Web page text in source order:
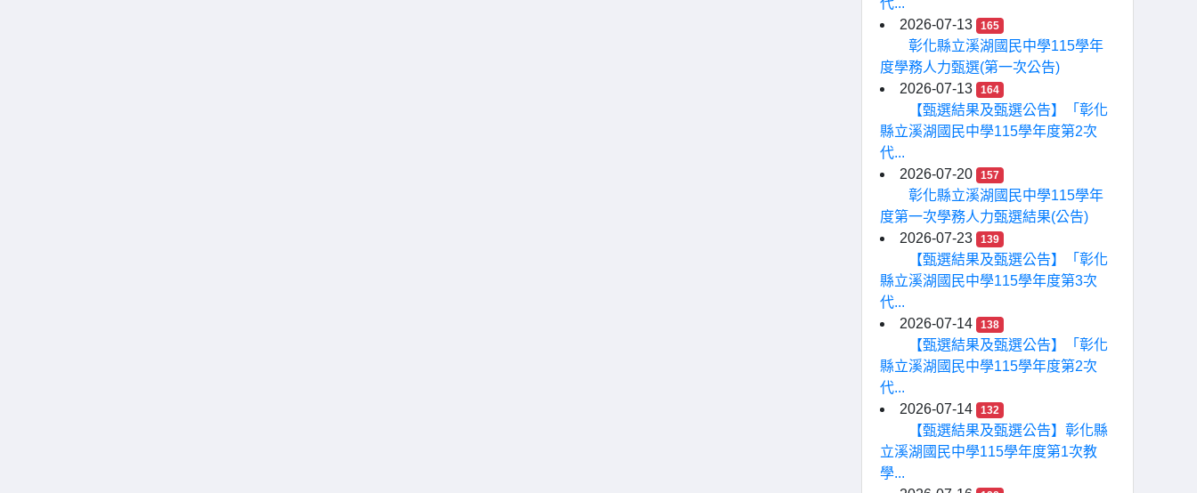
代...
2026-07-13
165
彰化縣立溪湖國民中學115學年
度學務人力甄選(第一次公告)
2026-07-13
164
【甄選結果及甄選公告】「彰化
縣立溪湖國民中學115學年度第2次
代...
2026-07-20
157
彰化縣立溪湖國民中學115學年
度第一次學務人力甄選結果(公告)
2026-07-23
139
【甄選結果及甄選公告】「彰化
縣立溪湖國民中學115學年度第3次
代...
2026-07-14
138
【甄選結果及甄選公告】「彰化
縣立溪湖國民中學115學年度第2次
代...
2026-07-14
132
【甄選結果及甄選公告】彰化縣
立溪湖國民中學115學年度第1次教
學...